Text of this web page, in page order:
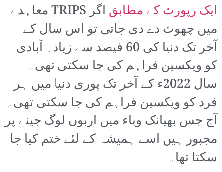
ایک رپورٹ کے مطابق
اگر TRIPS معاہدے
میں چھوٹ دے دی جاتی تو اس سال کے
آخر تک دنیا کی 60 فیصد سے زیادہ آبادی
کو ویکسین فراہم کی جا سکتی تھی۔
سال 2022ء کے آخر تک پوری دنیا میں ہر
فرد کو ویکسین فراہم کی جا سکتی تھی۔
آج جس بھیانک وباء میں اربوں لوگ جینے پر
مجبور ہیں اسے ہمیشہ کے لئے ختم کیا جا
سکتا تھا۔